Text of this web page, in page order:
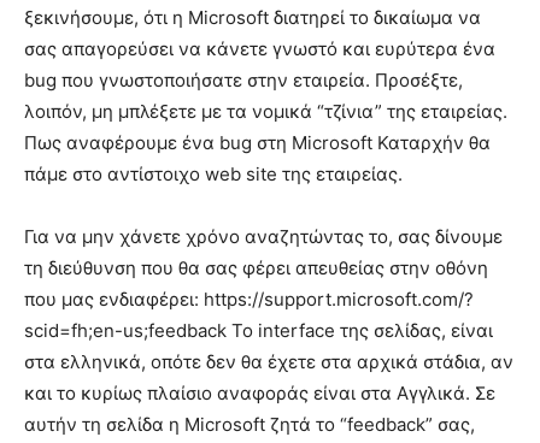
ξεκινήσουμε, ότι η Microsoft διατηρεί το δικαίωμα να
σας απαγορεύσει να κάνετε γνωστό και ευρύτερα ένα
bug που γνωστοποιήσατε στην εταιρεία. Προσέξτε,
λοιπόν, μη μπλέξετε με τα νομικά “τζίνια” της εταιρείας.
Πως αναφέρουμε ένα bug στη Microsoft Καταρχήν θα
πάμε στο αντίστοιχο web site της εταιρείας.
Για να μην χάνετε χρόνο αναζητώντας το, σας δίνουμε
τη διεύθυνση που θα σας φέρει απευθείας στην οθόνη
που μας ενδιαφέρει: https://support.microsoft.com/?
scid=fh;en-us;feedback Το interface της σελίδας, είναι
στα ελληνικά, οπότε δεν θα έχετε στα αρχικά στάδια, αν
και το κυρίως πλαίσιο αναφοράς είναι στα Αγγλικά. Σε
αυτήν τη σελίδα η Microsoft ζητά το “feedback” σας,